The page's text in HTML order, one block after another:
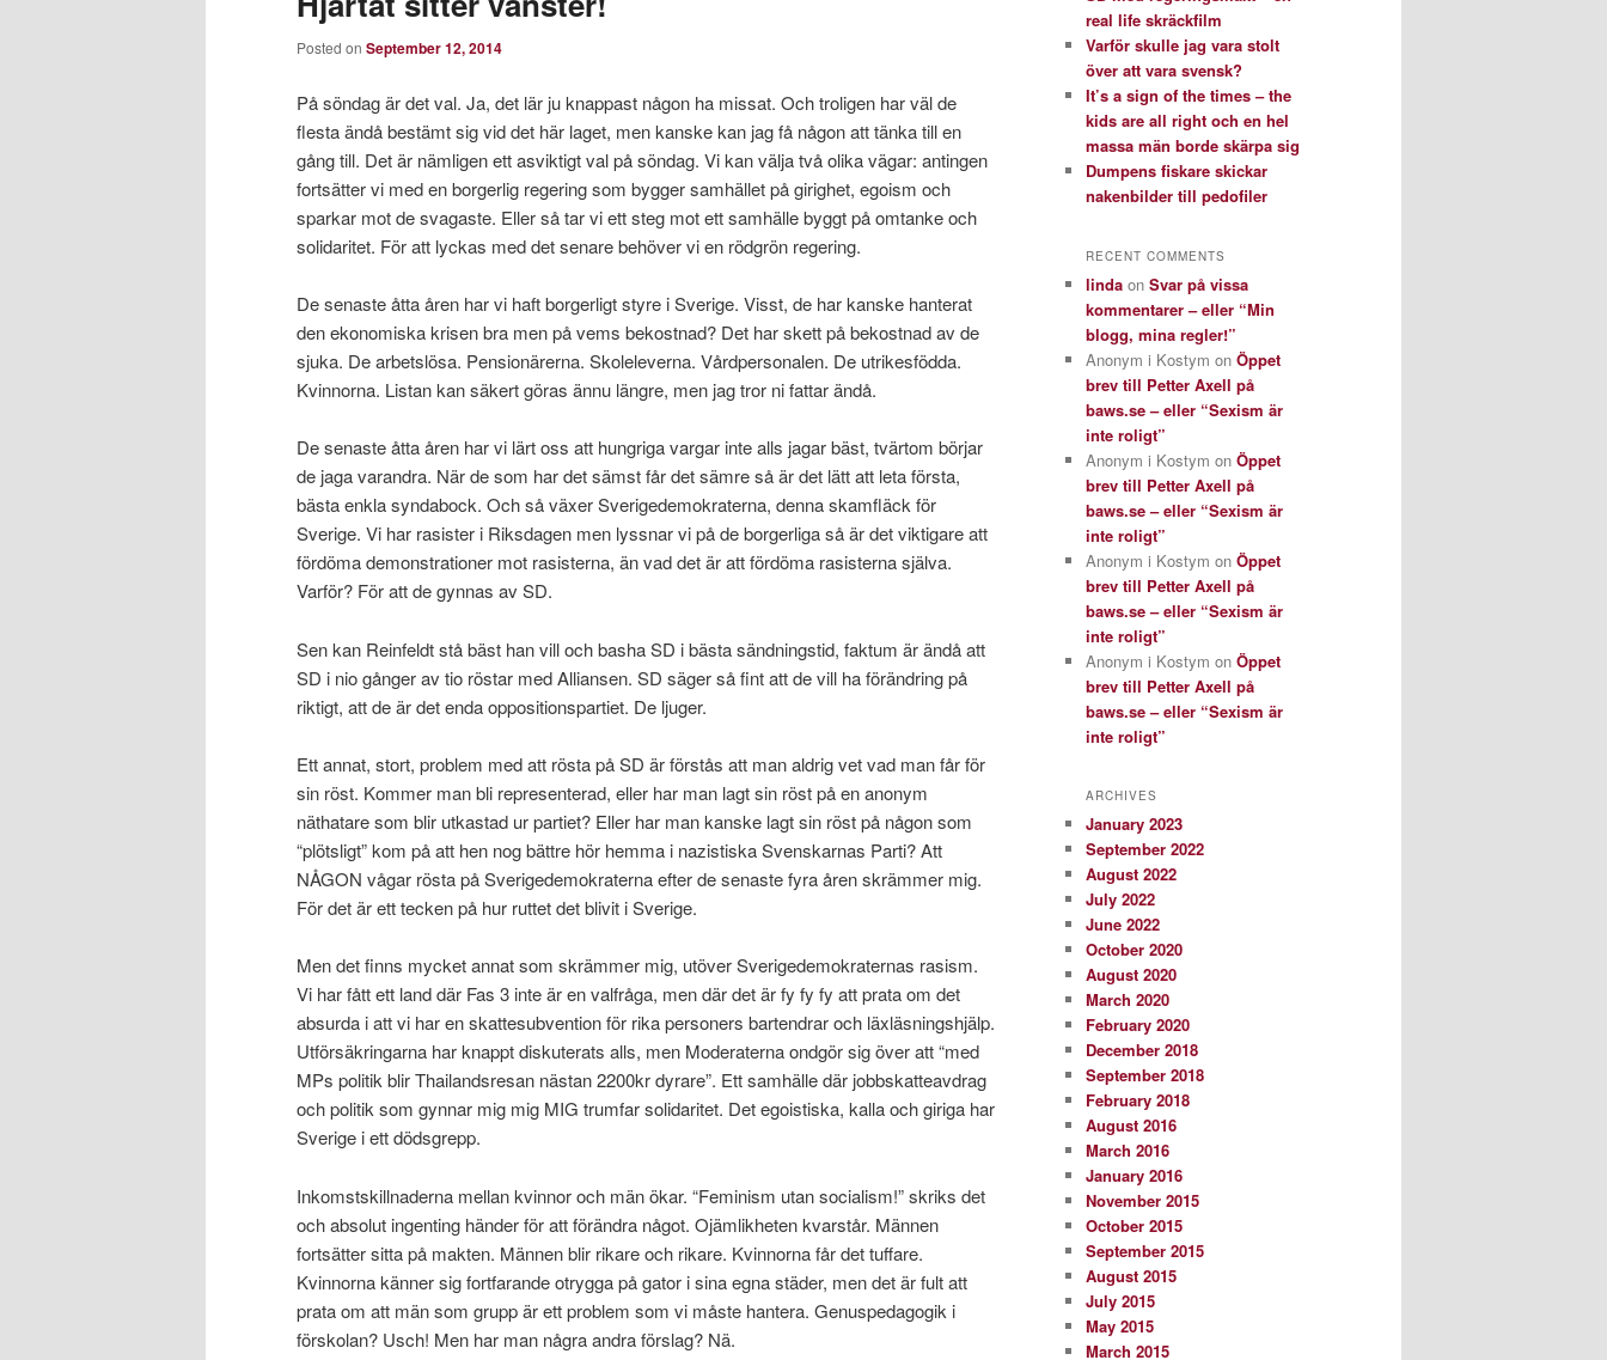
Posted on September 12, 2014
På söndag är det val. Ja, det lär ju knappast någon ha missat. Och troligen har väl de
flesta ändå bestämt sig vid det här laget, men kanske kan jag få någon att tänka till en
gång till. Det är nämligen ett asviktigt val på söndag. Vi kan välja två olika vägar: antingen
fortsätter vi med en borgerlig regering som bygger samhället på girighet, egoism och
sparkar mot de svagaste. Eller så tar vi ett steg mot ett samhälle byggt på omtanke och
solidaritet. För att lyckas med det senare behöver vi en rödgrön regering.
De senaste åtta åren har vi haft borgerligt styre i Sverige. Visst, de har kanske hanterat
den ekonomiska krisen bra men på vems bekostnad? Det har skett på bekostnad av de
sjuka. De arbetslösa. Pensionärerna. Skoleleverna. Vårdpersonalen. De utrikesfödda.
Kvinnorna. Listan kan säkert göras ännu längre, men jag tror ni fattar ändå.
De senaste åtta åren har vi lärt oss att hungriga vargar inte alls jagar bäst, tvärtom börjar
de jaga varandra. När de som har det sämst får det sämre så är det lätt att leta första,
bästa enkla syndabock. Och så växer Sverigedemokraterna, denna skamfläck för
Sverige. Vi har rasister i Riksdagen men lyssnar vi på de borgerliga så är det viktigare att
fördöma demonstrationer mot rasisterna, än vad det är att fördöma rasisterna själva.
Varför? För att de gynnas av SD.
Sen kan Reinfeldt stå bäst han vill och basha SD i bästa sändningstid, faktum är ändå att
SD i nio gånger av tio röstar med Alliansen. SD säger så fint att de vill ha förändring på
riktigt, att de är det enda oppositionspartiet. De ljuger.
Ett annat, stort, problem med att rösta på SD är förstås att man aldrig vet vad man får för
sin röst. Kommer man bli representerad, eller har man lagt sin röst på en anonym
näthatare som blir utkastad ur partiet? Eller har man kanske lagt sin röst på någon som
“plötsligt” kom på att hen nog bättre hör hemma i nazistiska Svenskarnas Parti? Att
NÅGON vågar rösta på Sverigedemokraterna efter de senaste fyra åren skrämmer mig.
För det är ett tecken på hur ruttet det blivit i Sverige.
Men det finns mycket annat som skrämmer mig, utöver Sverigedemokraternas rasism.
Vi har fått ett land där Fas 3 inte är en valfråga, men där det är fy fy fy att prata om det
absurda i att vi har en skattesubvention för rika personers bartendrar och läxläsningshjälp.
Utförsäkringarna har knappt diskuterats alls, men Moderaterna ondgör sig över att “med
MPs politik blir Thailandsresan nästan 2200kr dyrare”. Ett samhälle där jobbskatteavdrag
och politik som gynnar mig mig MIG trumfar solidaritet. Det egoistiska, kalla och giriga har
Sverige i ett dödsgrepp.
Inkomstskillnaderna mellan kvinnor och män ökar. “Feminism utan socialism!” skriks det
och absolut ingenting händer för att förändra något. Ojämlikheten kvarstår. Männen
fortsätter sitta på makten. Männen blir rikare och rikare. Kvinnorna får det tuffare.
Kvinnorna känner sig fortfarande otrygga på gator i sina egna städer, men det är fult att
prata om att män som grupp är ett problem som vi måste hantera. Genuspedagogik i
förskolan? Usch! Men har man några andra förslag? Nä.
real life skräckfilm
Varför skulle jag vara stolt
över att vara svensk?
It’s a sign of the times – the
kids are all right och en hel
massa män borde skärpa sig
Dumpens fiskare skickar
nakenbilder till pedofiler
RECENT COMMENTS
linda on Svar på vissa
kommentarer – eller “Min
blogg, mina regler!”
Anonym i Kostym on Öppet
brev till Petter Axell på
baws.se – eller “Sexism är
inte roligt”
Anonym i Kostym on Öppet
brev till Petter Axell på
baws.se – eller “Sexism är
inte roligt”
Anonym i Kostym on Öppet
brev till Petter Axell på
baws.se – eller “Sexism är
inte roligt”
Anonym i Kostym on Öppet
brev till Petter Axell på
baws.se – eller “Sexism är
inte roligt”
ARCHIVES
January 2023
September 2022
August 2022
July 2022
June 2022
October 2020
August 2020
March 2020
February 2020
December 2018
September 2018
February 2018
August 2016
March 2016
January 2016
November 2015
October 2015
September 2015
August 2015
July 2015
May 2015
March 2015